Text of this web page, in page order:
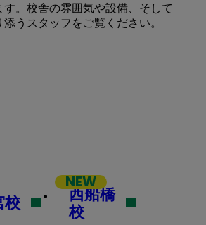
す。校舎の雰囲気や設備、そして
うスタッフをご覧ください。
校
NEW
西船橋
校